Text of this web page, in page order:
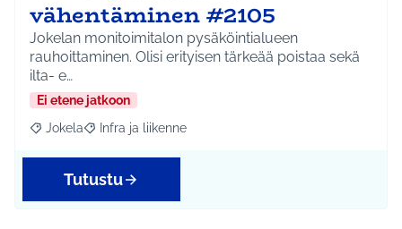
vähentäminen #2105
Jokelan monitoimitalon pysäköintialueen
rauhoittaminen. Olisi erityisen tärkeää poistaa sekä
ilta- e…
Ei etene jatkoon
Rajaa tulokset aihepiirin mukaan: Jokela
Jokela Rajaa tulokset teeman mukaan: Infra ja liikenne
Infra ja liikenne
Tutustu